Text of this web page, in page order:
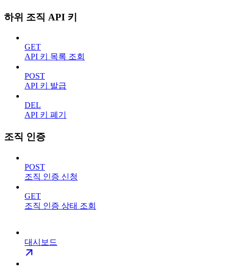
하위 조직 API 키
GET
API 키 목록 조회
POST
API 키 발급
DEL
API 키 폐기
조직 인증
POST
조직 인증 신청
GET
조직 인증 상태 조회
대시보드